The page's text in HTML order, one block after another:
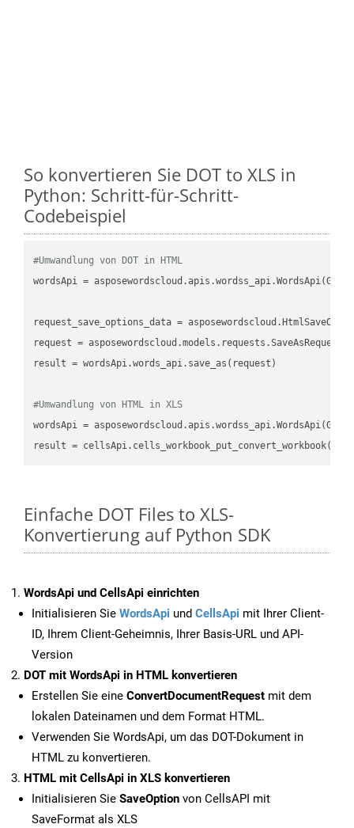
So konvertieren Sie DOT to XLS in
Python: Schritt-für-Schritt-
Codebeispiel
#Umwandlung von DOT in HTML
wordsApi =
request_save_options_data =
request
result = wordsApi.words_api.save_as(request)
#Umwandlung von HTML in XLS
wordsApi =
result =
Einfache DOT Files to XLS-
Konvertierung auf Python SDK
WordsApi und CellsApi einrichten
Initialisieren Sie WordsApi und CellsApi mit Ihrer Client-
ID, Ihrem Client-Geheimnis, Ihrer Basis-URL und API-
Version
DOT mit WordsApi in HTML konvertieren
Erstellen Sie eine ConvertDocumentRequest mit dem
lokalen Dateinamen und dem Format HTML.
Verwenden Sie WordsApi, um das DOT-Dokument in
HTML zu konvertieren.
HTML mit CellsApi in XLS konvertieren
Initialisieren Sie SaveOption von CellsAPI mit
SaveFormat als XLS